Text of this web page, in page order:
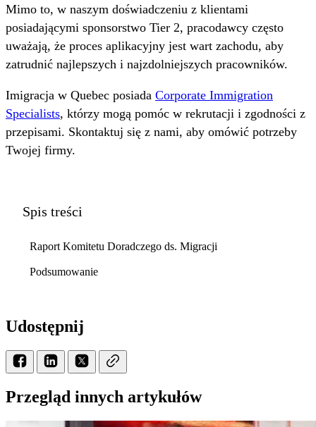
Mimo to, w naszym doświadczeniu z klientami
posiadającymi sponsorstwo Tier 2, pracodawcy często
uważają, że proces aplikacyjny jest wart zachodu, aby
zatrudnić najlepszych i najzdolniejszych pracowników.
Imigracja w Quebec posiada Corporate Immigration
Specialists, którzy mogą pomóc w rekrutacji i zgodności z
przepisami. Skontaktuj się z nami, aby omówić potrzeby
Twojej firmy.
Spis treści
Raport Komitetu Doradczego ds. Migracji
Podsumowanie
Udostępnij
Przegląd innych artykułów